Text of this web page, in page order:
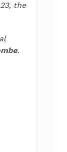
the
.